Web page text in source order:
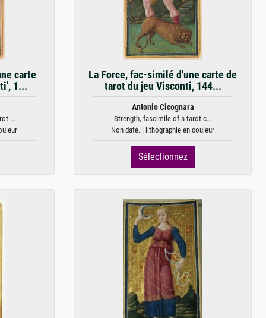
carte
1...
...
La Force, fac-similé d'une carte de
tarot du jeu Visconti, 144...
Antonio Cicognara
Strength, fascimile of a tarot c...
Non daté. | lithographie en couleur
Sélectionnez